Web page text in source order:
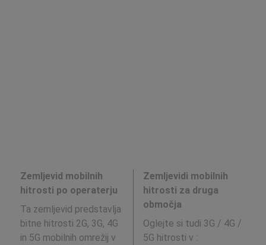
Zemljevid mobilnih
hitrosti po operaterju
Ta zemljevid predstavlja
bitne hitrosti 2G, 3G, 4G
in 5G mobilnih omrežij v
Zemljevidi mobilnih
hitrosti za druga
območja
Oglejte si tudi 3G / 4G /
5G hitrosti v :